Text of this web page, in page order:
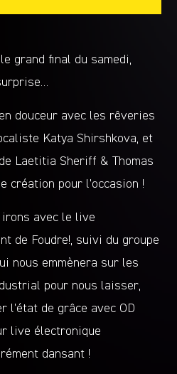
grand final du samedi,
douceur avec les rêveries
Katya Shirshkova, et
Laetitia Sheriff & Thomas
création pour l’occasion !
avec le live
de Foudre!, suivi du groupe
nous emmènera sur les
pour nous laisser,
l’état de grâce avec OD
live électronique
dansant !